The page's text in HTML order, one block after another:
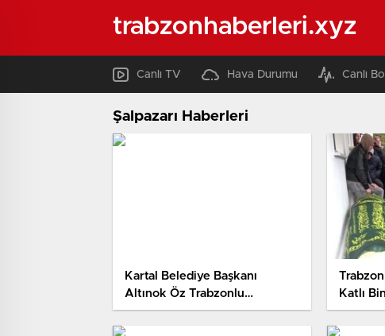
trabzonhaberleri.xyz
Canlı TV Hava Durumu Canlı
Şalpazarı Haberleri
Kartal Belediye Başkanı
Altınok Öz Trabzonlu
Vatandaşlarla Kahvaltı
Programında Buluştu
Katlı
Cam